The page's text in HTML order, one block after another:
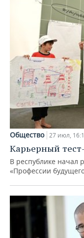
Общество 27 июл,
Карьерный
В республике начал
«Профессии